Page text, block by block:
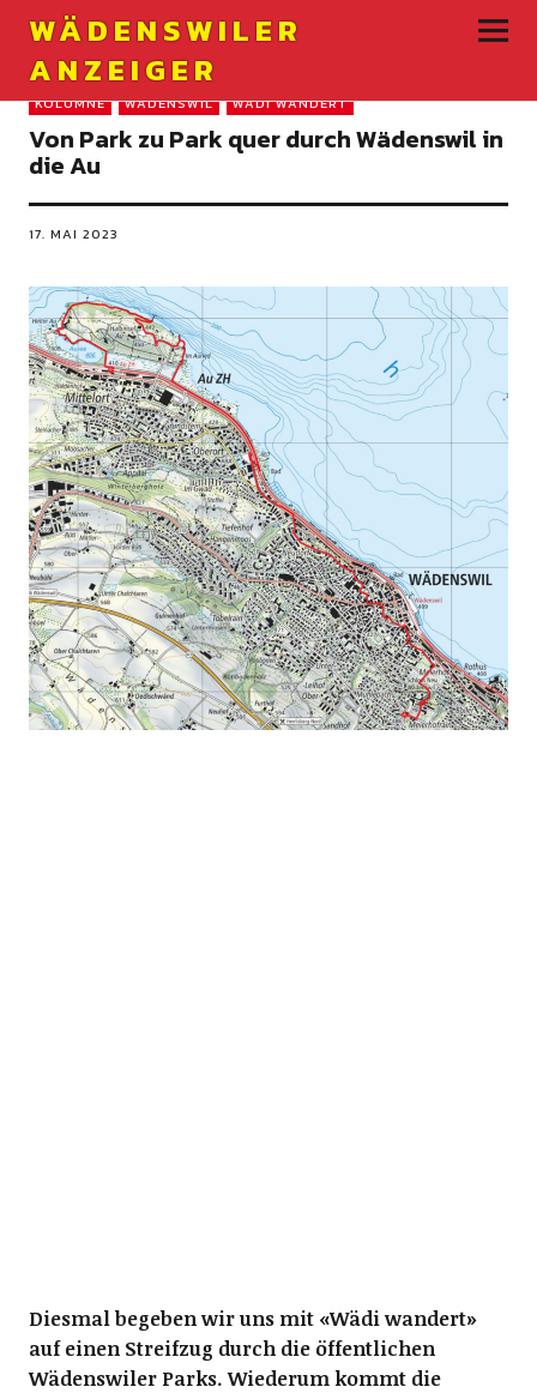
WÄDENSWILER
ANZEIGER
KOLUMNE WÄDENSWIL WÄDI WANDERT
Von Park zu Park quer durch Wädenswil in
die Au
17. MAI 2023
Diesmal begeben wir uns mit «Wädi wandert»
auf einen Streifzug durch die öffentlichen
Wädenswiler Parks. Wiederum kommt die